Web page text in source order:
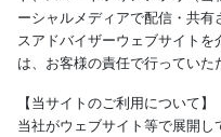
ーシャルメディアで配信・共
スアドバイザーウェブサイト
は、お客様の責任で行っていた
【当サイトのご利用について】
当社がウェブサイト等で展開